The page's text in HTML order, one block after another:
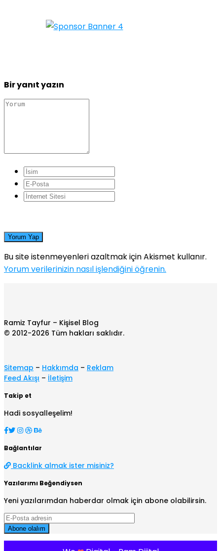
Bir yanıt yazın
Yorum Yap
Bu site istenmeyenleri azaltmak için Akismet kullanır.
Yorum verilerinizin nasıl işlendiğini öğrenin.
Ramiz Tayfur – Kişisel Blog
© 2012-2026 Tüm hakları saklıdır.
Sitemap – Hakkımda – Reklam
Feed Akışı – İletişim
Takip et
Hadi sosyalleşelim!
Bağlantılar
Backlink almak ister misiniz?
Yazılarımı Beğendiysen
Yeni yazılarımdan haberdar olmak için abone olabilirsin.